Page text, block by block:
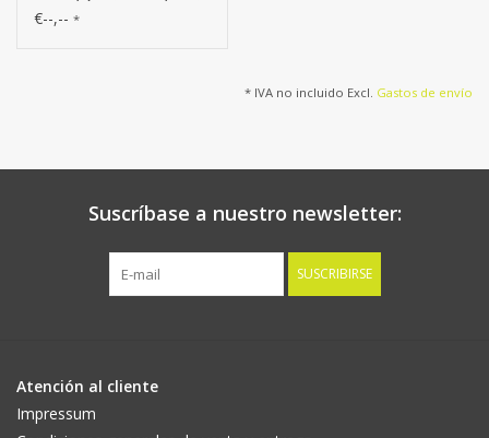
4 cm), 1 capullo & 12
€--,-- *
* IVA no incluido Excl. Gastos de envío
Suscríbase a nuestro newsletter:
SUSCRIBIRSE
Atención al cliente
Impressum